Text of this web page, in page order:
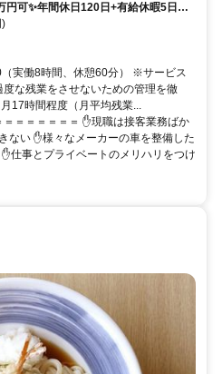
円可✨年間休日120日+有給休暇5日✨
資格手当充実✨ピット内冷暖房完備
)
実働8時間、休憩60分） ※サービス
な残業をさせないための管理を徹
17時間程度（月平均残業...
＝＝＝＝＝＝ ✋現職は接客業務ばか
ない ✋様々なメーカーの車を整備した
仕事とプライベートのメリハリをつけ